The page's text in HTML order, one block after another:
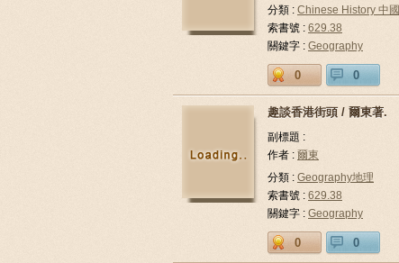
分類 : Chinese History 中
索書號 : 629.38
關鍵字 : Geography
0 0
趣談香港街頭 / 爾東著.
副標題 :
作者 : 爾東
分類 : Geography地理
索書號 : 629.38
關鍵字 : Geography
0 0